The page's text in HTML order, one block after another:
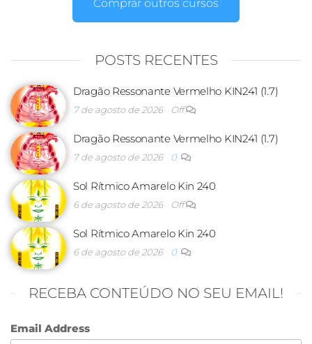
Comprar outros cursos
POSTS RECENTES
Dragão Ressonante Vermelho KIN241 (1.7)
7 de agosto de 2026 Off
Dragão Ressonante Vermelho KIN241 (1.7)
7 de agosto de 2026 0
Sol Rítmico Amarelo Kin 240
6 de agosto de 2026 Off
Sol Rítmico Amarelo Kin 240
6 de agosto de 2026 0
RECEBA CONTEÚDO NO SEU EMAIL!
Email Address